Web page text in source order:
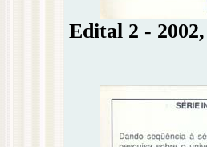
Edital 2 -